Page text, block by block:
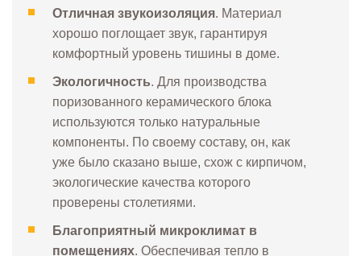
Отличная звукоизоляция. Материал
хорошо поглощает звук, гарантируя
комфортный уровень тишины в доме.
Экологичность. Для производства
поризованного керамического блока
используются только натуральные
компоненты. По своему составу, он, как
уже было сказано выше, схож с кирпичом,
экологические качества которого
проверены столетиями.
Благоприятный микроклимат в
помещениях. Обеспечивая тепло в